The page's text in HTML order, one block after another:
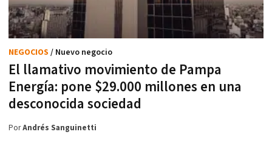
El llamativo movimiento de Pampa
Energía: pone $29.000 millones en una
desconocida sociedad
NEGOCIOS / Nuevo negocio
PorAndrés Sanguinetti